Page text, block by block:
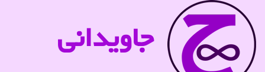
جاویدانی